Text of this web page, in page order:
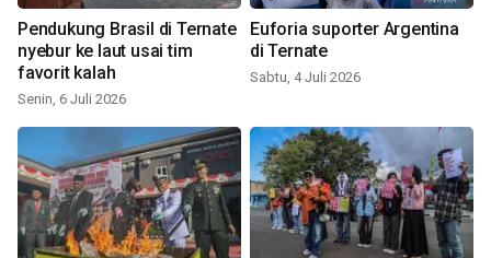
Pendukung Brasil di Ternate
nyebur ke laut usai tim
favorit kalah
Senin, 6 Juli 2026
Euforia suporter Argentina
di Ternate
Sabtu, 4 Juli 2026